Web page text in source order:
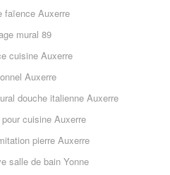
faïence Auxerre
mural 89
cuisine Auxerre
Auxerre
douche italienne Auxerre
cuisine Auxerre
pierre Auxerre
salle de bain Yonne